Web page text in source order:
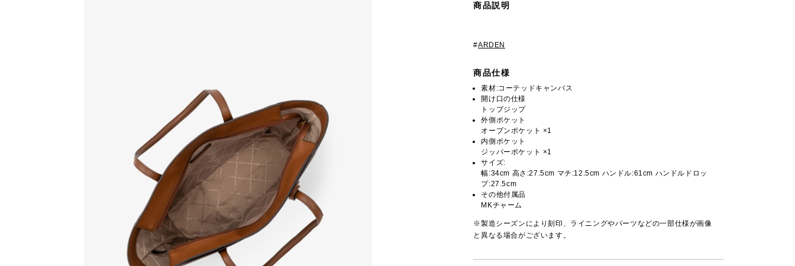
商品説明
#ARDEN
商品仕様
素材:コーテッドキャンバス
開け口の仕様
トップジップ
外側ポケット
オープンポケット ×1
内側ポケット
ジッパーポケット ×1
サイズ:
幅:34cm 高さ:27.5cm マチ:12.5cm ハンドル:61cm ハンドルドロッ
プ:27.5cm
その他付属品
MKチャーム
※製造シーズンにより刻印、ライニングやパーツなどの一部仕様が画像
と異なる場合がございます。